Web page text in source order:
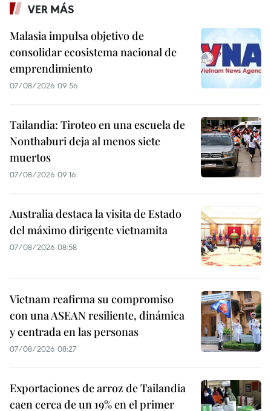
VER MÁS
Malasia impulsa objetivo de
consolidar ecosistema nacional de
emprendimiento
07/08/2026 09:56
Tailandia: Tiroteo en una escuela de
Nonthaburi deja al menos siete
muertos
07/08/2026 09:16
Australia destaca la visita de Estado
del máximo dirigente vietnamita
07/08/2026 08:58
Vietnam reafirma su compromiso
con una ASEAN resiliente, dinámica
y centrada en las personas
07/08/2026 08:27
Exportaciones de arroz de Tailandia
caen cerca de un 19% en el primer